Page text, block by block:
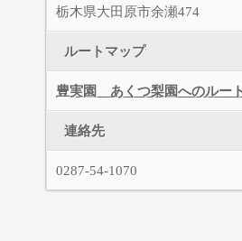
栃木県大田原市余瀬474
ルートマップ
豊実園 あくつ梨園へのルー
連絡先
0287-54-1070